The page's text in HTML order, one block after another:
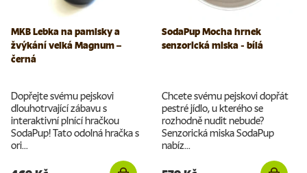
MKB Lebka na pamlsky a
žvýkání velká Magnum –
černá
Dopřejte svému pejskovi
dlouhotrvající zábavu s
interaktivní plnící hračkou
SodaPup! Tato odolná hračka s
ori...
SodaPup Mocha hrnek
senzorická miska - bílá
Chcete svému pejskovi dopřát
pestré jídlo, u kterého se
rozhodně nudit nebude?
Senzorická miska SodaPup
nabíz...